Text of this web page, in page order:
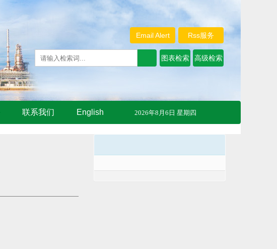
Rss服务
Email Alert
联系我们 English 2026年8月6日 星期四